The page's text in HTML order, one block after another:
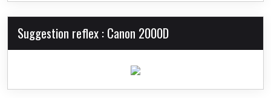
Suggestion reflex : Canon 2000D